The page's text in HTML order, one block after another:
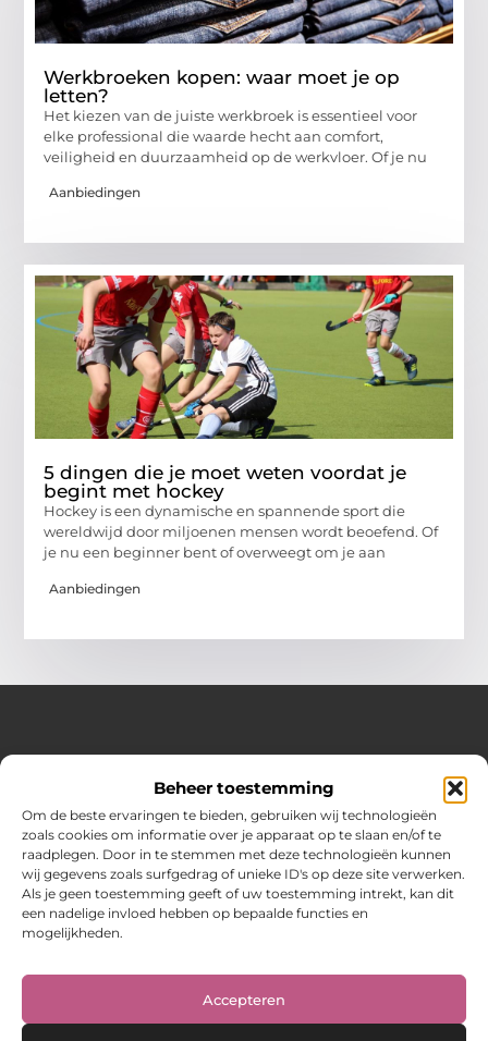
Beheer toestemming
Om de beste ervaringen te bieden, gebruiken wij technologieën
zoals cookies om informatie over je apparaat op te slaan en/of te
raadplegen. Door in te stemmen met deze technologieën kunnen
wij gegevens zoals surfgedrag of unieke ID's op deze site verwerken.
Als je geen toestemming geeft of uw toestemming intrekt, kan dit
een nadelige invloed hebben op bepaalde functies en
mogelijkheden.
Accepteren
Werkbroeken kopen: waar moet je op
letten?
Het kiezen van de juiste werkbroek is essentieel voor
elke professional die waarde hecht aan comfort,
veiligheid en duurzaamheid op de werkvloer. Of je nu
Aanbiedingen
5 dingen die je moet weten voordat je
begint met hockey
Hockey is een dynamische en spannende sport die
wereldwijd door miljoenen mensen wordt beoefend. Of
je nu een beginner bent of overweegt om je aan
Aanbiedingen
Jouw bron voor inspiratie en praktische tips voor het
Verken een gevarieerde selectie blogs en artikelen boordevol
handige adviezen en verrassende inzichten om elke dag
optimaal te benutten.
Bericht categorie